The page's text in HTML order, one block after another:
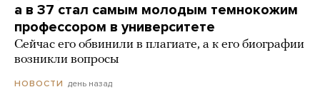
а в 37 стал самым молодым темнокожим
профессором в университете
Сейчас его обвинили в плагиате, а к его биографии
возникли вопросы
НОВОСТИ день назад